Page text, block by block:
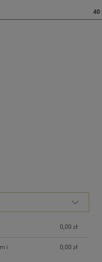
40
PŁATNOŚCI
0,00 zł
i
0,00 zł